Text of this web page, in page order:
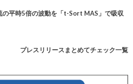
の平時5倍の波動を「t-Sort MAS」で吸収
プレスリリースまとめてチェック一覧